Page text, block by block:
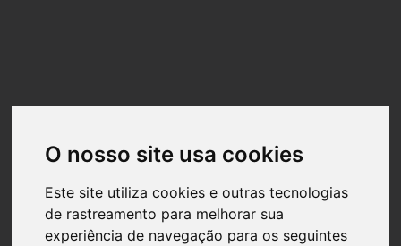
O nosso site usa cookies
Este site utiliza cookies e outras tecnologias
de rastreamento para melhorar sua
experiência de navegação para os seguintes
Página inicial Mães